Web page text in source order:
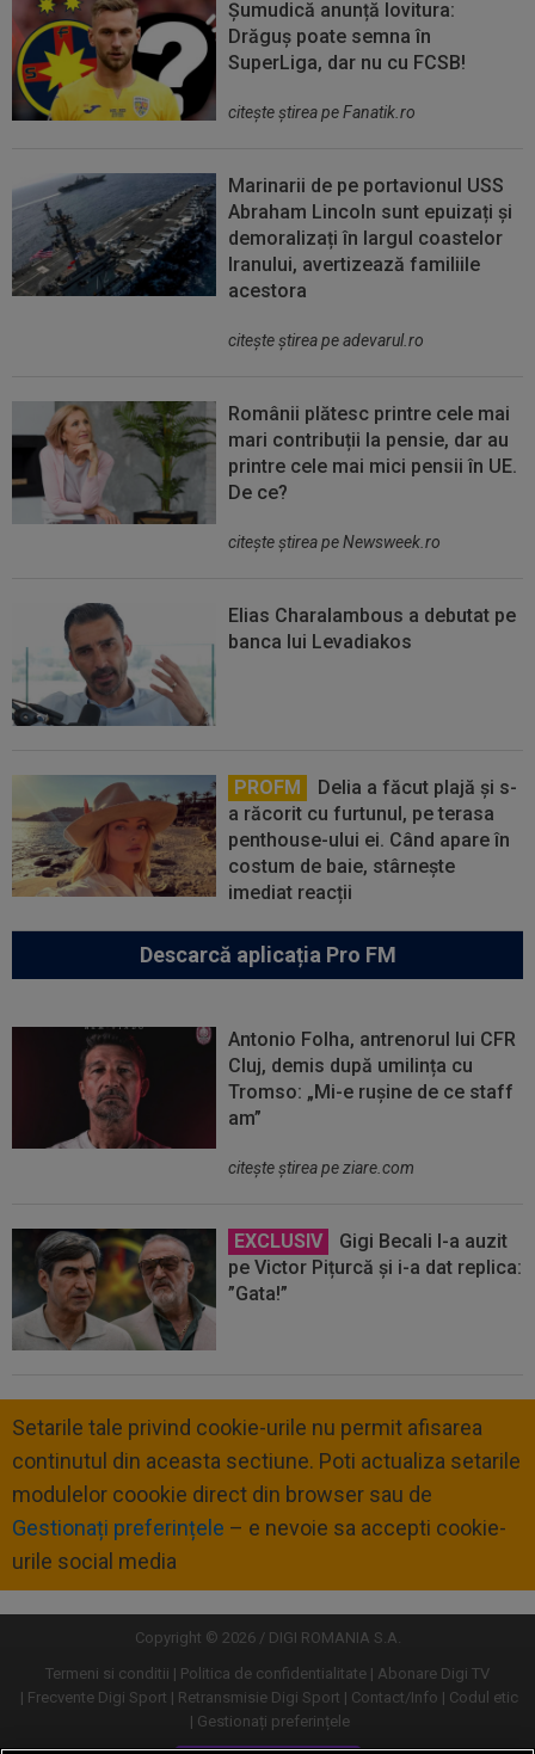
Șumudică anunță lovitura:
Drăguș poate semna în
SuperLiga, dar nu cu FCSB!
citeşte ştirea pe Fanatik.ro
Marinarii de pe portavionul USS
Abraham Lincoln sunt epuizați și
demoralizați în largul coastelor
Iranului, avertizează familiile
acestora
citeşte ştirea pe adevarul.ro
Românii plătesc printre cele mai
mari contribuții la pensie, dar au
printre cele mai mici pensii în UE.
De ce?
citeşte ştirea pe Newsweek.ro
Elias Charalambous a debutat pe
banca lui Levadiakos
PROFM
Delia a făcut plajă și s-
a răcorit cu furtunul, pe terasa
penthouse-ului ei. Când apare în
costum de baie, stârnește
imediat reacții
Descarcă aplicația Pro FM
Antonio Folha, antrenorul lui CFR
Cluj, demis după umilința cu
Tromso: „Mi-e rușine de ce staff
am”
citeşte ştirea pe ziare.com
EXCLUSIV
Gigi Becali l-a auzit
pe Victor Pițurcă și i-a dat replica:
”Gata!”
Setarile tale privind cookie-urile nu permit afisarea
continutul din aceasta sectiune. Poti actualiza setarile
modulelor coookie direct din browser sau de
Gestionați preferințele – e nevoie sa accepti cookie-
urile social media
Copyright © 2026 / DIGI ROMANIA S.A.
Termeni si conditii
Politica de confidentialitate
Abonare Digi TV
Frecvente Digi Sport
Retransmisie Digi Sport Contact/Info
Codul etic
Gestionați preferințele